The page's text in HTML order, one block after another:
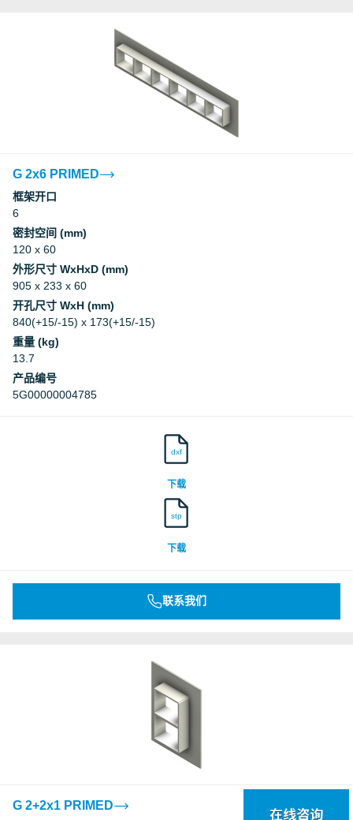
G 2x6 PRIMED
框架开口
6
密封空间 (mm)
120 x 60
外形尺寸 WxHxD (mm)
905 x 233 x 60
开孔尺寸 WxH (mm)
840(+15/-15) x 173(+15/-15)
重量 (kg)
13.7
产品编号
5G00000004785
dxf
下载
stp
下载
联系我们
G 2+2x1 PRIMED